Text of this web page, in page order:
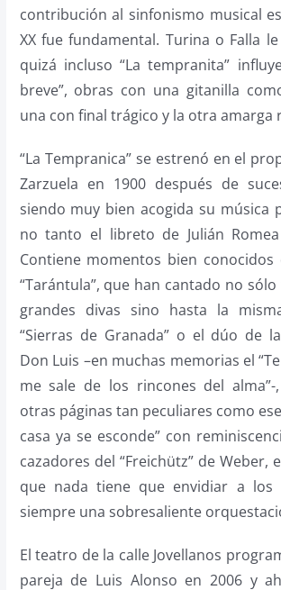
contribución al sinfonismo musical
XX fue fundamental. Turina o Falla
quizá incluso “La tempranita”
breve”, obras con una gitanilla
una con final trágico y la otra amarga
“La Tempranica” se estrenó en el
Zarzuela en 1900 después de
siendo muy bien acogida su música
no tanto el libreto de Julián
Contiene momentos bien conocidos
“Tarántula”, que han cantado no
grandes divas sino hasta la
“Sierras de Granada” o el dúo de
Don Luis –en muchas memorias el
me sale de los rincones del
otras páginas tan peculiares como
casa ya se esconde” con
cazadores del “Freichütz” de Weber,
que nada tiene que envidiar a los
siempre una sobresaliente
El teatro de la calle Jovellanos
pareja de Luis Alonso en 2006 y